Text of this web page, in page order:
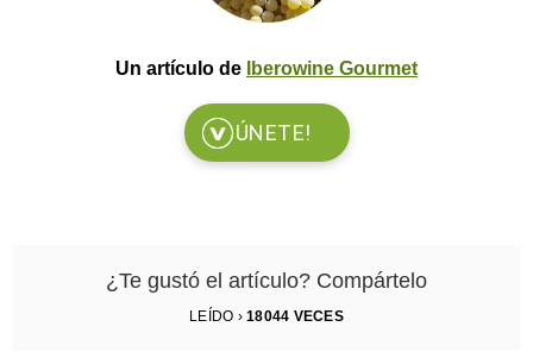
Un artículo de Iberowine Gourmet
ÚNETE!
¿Te gustó el artículo? Compártelo
LEÍDO ›18044 VECES